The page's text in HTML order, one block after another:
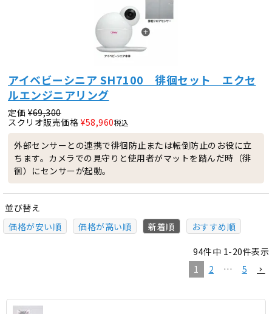
アイベビーシニア SH7100 徘徊セット エクセ
ルエンジニアリング
定価 ¥69,300
スクリオ販売価格 ¥58,960税込
外部センサーとの連携で徘徊防止または転倒防止のお役に立
ちます。カメラでの見守りと使用者がマットを踏んだ時（徘
徊）にセンサーが起動。
並び替え
価格が安い順
価格が高い順 新着順 おすすめ順
94件中 1-20件表示
1
2 … 5